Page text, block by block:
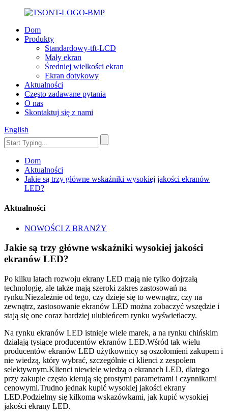
Dom
Produkty
Standardowy-tft-LCD
Mały ekran
Średniej wielkości ekran
Ekran dotykowy
Aktualności
Często zadawane pytania
O nas
Skontaktuj się z nami
English
Dom
Aktualności
Jakie są trzy główne wskaźniki wysokiej jakości ekranów
LED?
Aktualności
NOWOŚCI Z BRANŻY
Jakie są trzy główne wskaźniki wysokiej jakości
ekranów LED?
Po kilku latach rozwoju ekrany LED mają nie tylko dojrzałą
technologię, ale także mają szeroki zakres zastosowań na
rynku.Niezależnie od tego, czy dzieje się to wewnątrz, czy na
zewnątrz, zastosowanie ekranów LED można zobaczyć wszędzie i
stają się one coraz bardziej ulubieńcem rynku wyświetlaczy.
Na rynku ekranów LED istnieje wiele marek, a na rynku chińskim
działają tysiące producentów ekranów LED.Wśród tak wielu
producentów ekranów LED użytkownicy są oszołomieni zakupem i
nie wiedzą, który wybrać, szczególnie ci klienci z zespołem
selektywnym.Klienci niewiele wiedzą o ekranach LED, dlatego
przy zakupie często kierują się prostymi parametrami i czynnikami
cenowymi.Trudno jednak kupić wysokiej jakości ekrany
LED.Podzielmy się kilkoma wskazówkami, jak kupić wysokiej
jakości ekrany LED.